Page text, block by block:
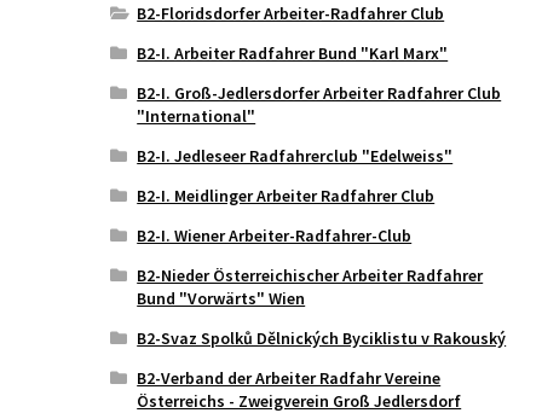
B2-Floridsdorfer Arbeiter-Radfahrer Club
B2-I. Arbeiter Radfahrer Bund "Karl Marx"
B2-I. Groß-Jedlersdorfer Arbeiter Radfahrer Club
"International"
B2-I. Jedleseer Radfahrerclub "Edelweiss"
B2-I. Meidlinger Arbeiter Radfahrer Club
B2-I. Wiener Arbeiter-Radfahrer-Club
B2-Nieder Österreichischer Arbeiter Radfahrer
Bund "Vorwärts" Wien
B2-Svaz Spolků Dělnických Byciklistu v Rakouský
B2-Verband der Arbeiter Radfahr Vereine
Österreichs - Zweigverein Groß Jedlersdorf